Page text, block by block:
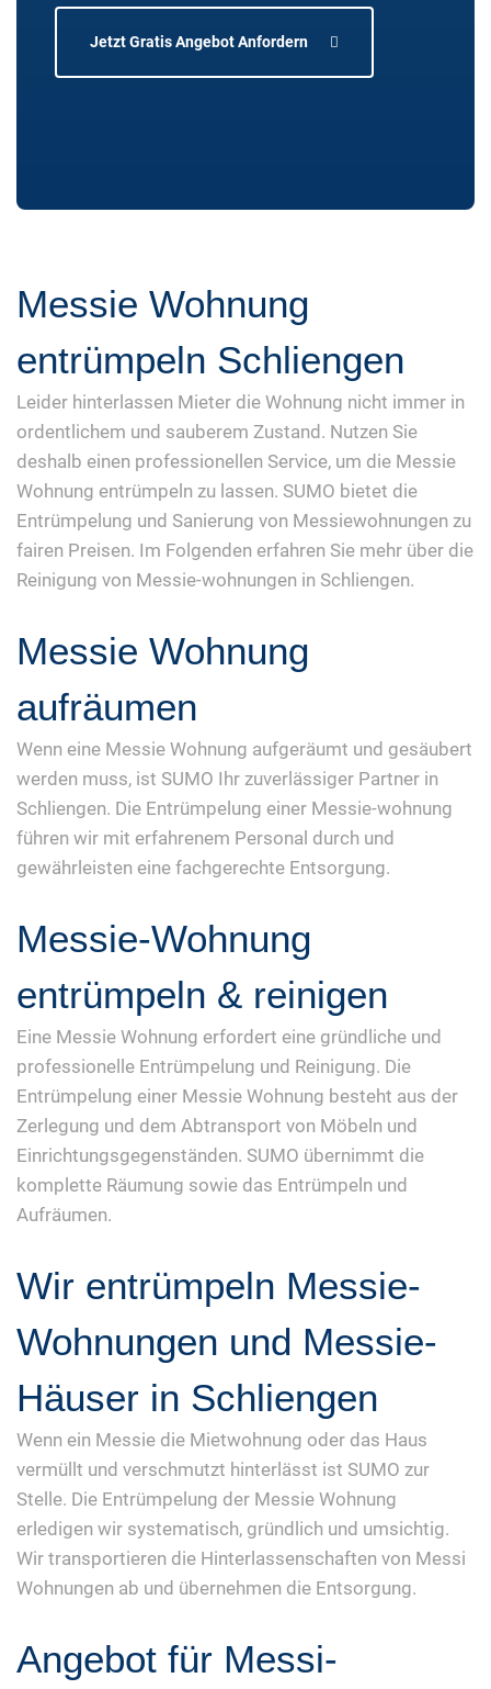
Jetzt Gratis Angebot Anfordern
Messie Wohnung
entrümpeln Schliengen
Leider hinterlassen Mieter die Wohnung nicht immer in
ordentlichem und sauberem Zustand. Nutzen Sie
deshalb einen professionellen Service, um die Messie
Wohnung entrümpeln zu lassen. SUMO bietet die
Entrümpelung und Sanierung von Messiewohnungen zu
fairen Preisen. Im Folgenden erfahren Sie mehr über die
Reinigung von Messie-wohnungen in Schliengen.
Messie Wohnung
aufräumen
Wenn eine Messie Wohnung aufgeräumt und gesäubert
werden muss, ist SUMO Ihr zuverlässiger Partner in
Schliengen. Die Entrümpelung einer Messie-wohnung
führen wir mit erfahrenem Personal durch und
gewährleisten eine fachgerechte Entsorgung.
Messie-Wohnung
entrümpeln & reinigen
Eine Messie Wohnung erfordert eine gründliche und
professionelle Entrümpelung und Reinigung. Die
Entrümpelung einer Messie Wohnung besteht aus der
Zerlegung und dem Abtransport von Möbeln und
Einrichtungsgegenständen. SUMO übernimmt die
komplette Räumung sowie das Entrümpeln und
Aufräumen.
Wir entrümpeln Messie-
Wohnungen und Messie-
Häuser in Schliengen
Wenn ein Messie die Mietwohnung oder das Haus
vermüllt und verschmutzt hinterlässt ist SUMO zur
Stelle. Die Entrümpelung der Messie Wohnung
erledigen wir systematisch, gründlich und umsichtig.
Wir transportieren die Hinterlassenschaften von Messi
Wohnungen ab und übernehmen die Entsorgung.
Angebot für Messi-